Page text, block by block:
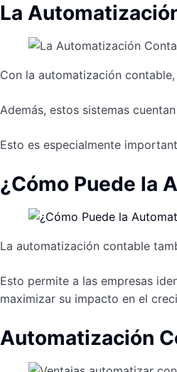
La
Con la automatización
Además, estos sistemas
Esto es especialmente
¿Cómo Puede la
La automatización contable
Esto permite a las empresas
maximizar su impacto en el
Automatización